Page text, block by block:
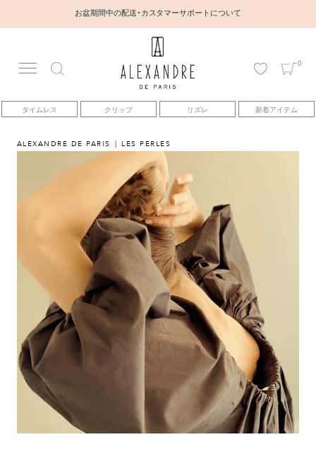
お盆期間中の配送・カスタマーサポートについて
0
タイムレス クリップ リズレ 新着アイテム
アカウント
アイテム
ベストセラー
トピックス
ヘアアレンジ動画
ヒストリー
クラフトマンシップ
ストア
ALEXANDRE DE PARIS LES PERLES